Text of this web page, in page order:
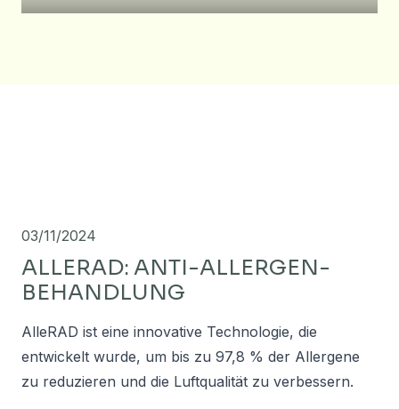
03/11/2024
ALLERAD: ANTI-ALLERGEN-
BEHANDLUNG
AlleRAD ist eine innovative Technologie, die
entwickelt wurde, um bis zu 97,8 % der Allergene
zu reduzieren und die Luftqualität zu verbessern.